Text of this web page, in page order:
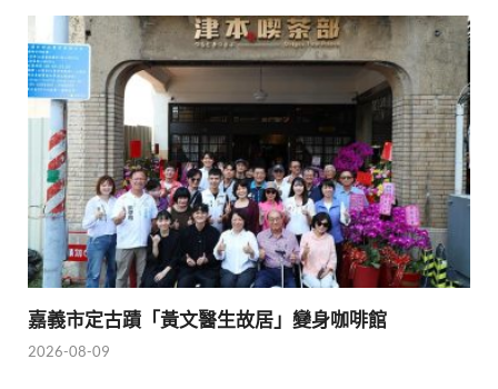
嘉義市定古蹟「黃文醫生故居」變身咖啡館
2026-08-09